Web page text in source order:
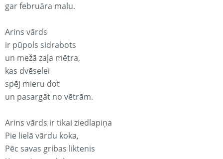
gar februāra malu.
Arins vārds
ir pūpols sidrabots
un mežā zaļa mētra,
kas dvēselei
spēj mieru dot
un pasargāt no vētrām.
Arins vārds ir tikai ziedlapiņa
Pie lielā vārdu koka,
Pēc savas gribas liktenis